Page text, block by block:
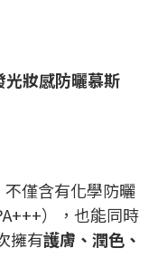
妝感防曬慕斯
僅含有化學防曬
），也能同時
擁有護膚、潤色、